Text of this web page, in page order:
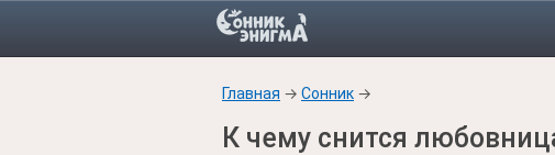
Главная → Сонник →
К чему снится